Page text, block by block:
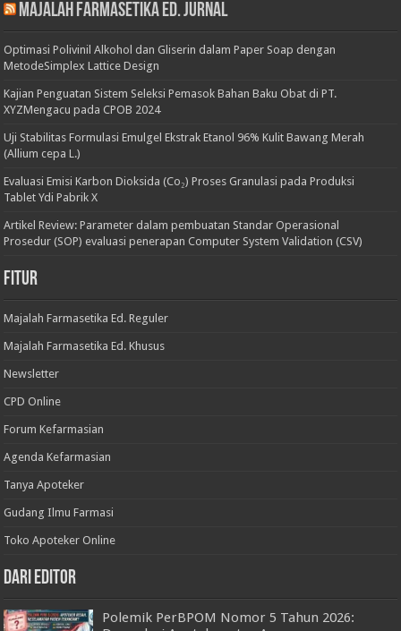
Majalah Farmasetika Ed. Jurnal
Optimasi Polivinil Alkohol dan Gliserin dalam Paper Soap dengan
MetodeSimplex Lattice Design
Kajian Penguatan Sistem Seleksi Pemasok Bahan Baku Obat di PT.
XYZMengacu pada CPOB 2024
Uji Stabilitas Formulasi Emulgel Ekstrak Etanol 96% Kulit Bawang Merah
(Allium cepa L.)
Evaluasi Emisi Karbon Dioksida (Co₂) Proses Granulasi pada Produksi
Tablet Ydi Pabrik X
Artikel Review: Parameter dalam pembuatan Standar Operasional
Prosedur (SOP) evaluasi penerapan Computer System Validation (CSV)
Fitur
Majalah Farmasetika Ed. Reguler
Majalah Farmasetika Ed. Khusus
Newsletter
CPD Online
Forum Kefarmasian
Agenda Kefarmasian
Tanya Apoteker
Gudang Ilmu Farmasi
Toko Apoteker Online
Dari Editor
Polemik PerBPOM Nomor 5 Tahun 2026: